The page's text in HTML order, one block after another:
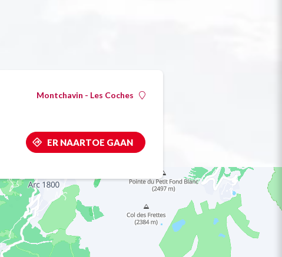
Montchavin - Les Coches
ER NAARTOE GAAN